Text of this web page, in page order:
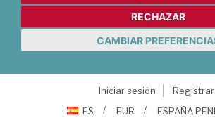
RECHAZAR
CAMBIAR
Iniciar sesión
ES
EUR ESPAÑA